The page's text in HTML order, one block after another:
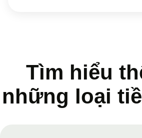
Tìm hiểu
những loại